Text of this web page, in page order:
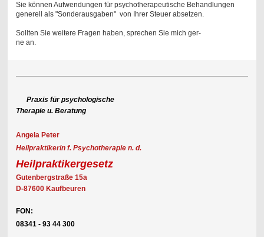
Sie können Aufwendungen für psychotherapeutische Behandlungen
generell als "Sonderausgaben" von Ihrer Steuer absetzen.
Sollten Sie weitere Fragen haben, sprechen Sie mich ger-
ne an.
Praxis für psychologische
Therapie u. Beratung
Angela Peter
Heilpraktikerin f. Psychotherapie n. d.
Heilpraktikergesetz
Gutenbergstraße 15a
D-87600 Kaufbeuren
FON:
08341 - 93 44 300